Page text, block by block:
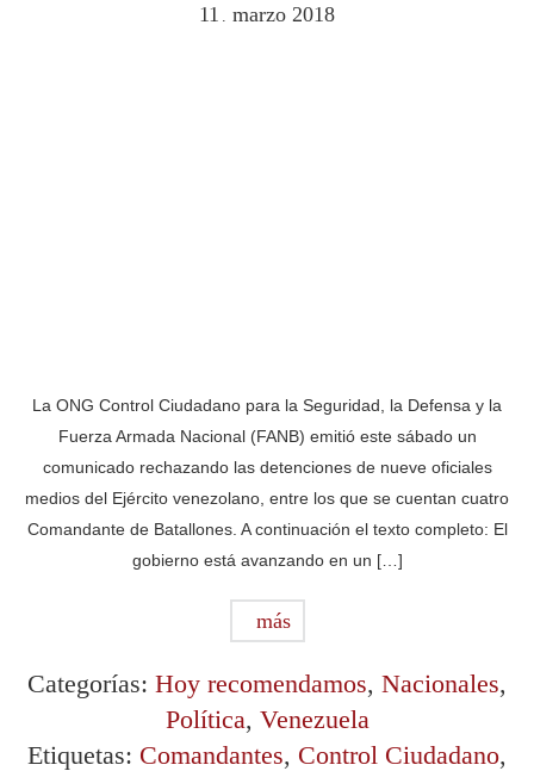
11 marzo 2018
La ONG Control Ciudadano para la Seguridad, la Defensa y la
Fuerza Armada Nacional (FANB) emitió este sábado un
comunicado rechazando las detenciones de nueve oficiales
medios del Ejército venezolano, entre los que se cuentan cuatro
Comandante de Batallones. A continuación el texto completo: El
gobierno está avanzando en un […]
más
Categorías: Hoy recomendamos, Nacionales,
Política, Venezuela
Etiquetas: Comandantes, Control Ciudadano,